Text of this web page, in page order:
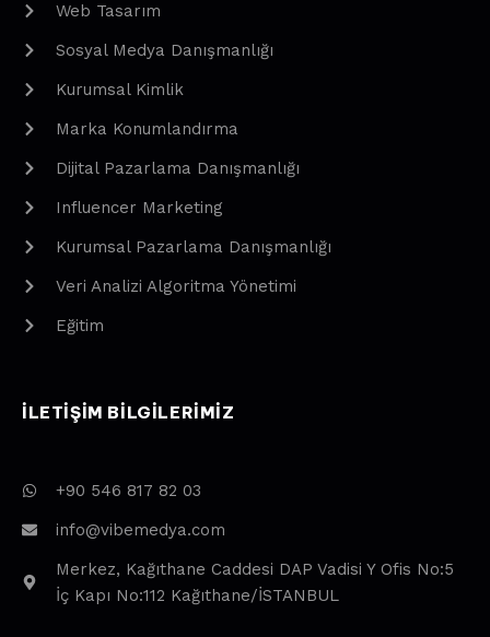
Web Tasarım
Sosyal Medya Danışmanlığı
Kurumsal Kimlik
Marka Konumlandırma
Dijital Pazarlama Danışmanlığı
Influencer Marketing
Kurumsal Pazarlama Danışmanlığı
Veri Analizi Algoritma Yönetimi
Eğitim
ILETIŞIM BILGILERIMIZ
+90 546 817 82 03
info@vibemedya.com
Merkez, Kağıthane Caddesi DAP Vadisi Y Ofis No:5
İç Kapı No:112 Kağıthane/İSTANBUL